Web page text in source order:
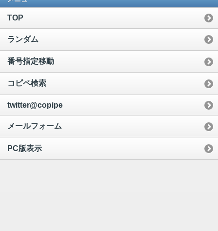
TOP
ランダム
番号指定移動
コピペ検索
twitter@copipe
メールフォーム
PC版表示